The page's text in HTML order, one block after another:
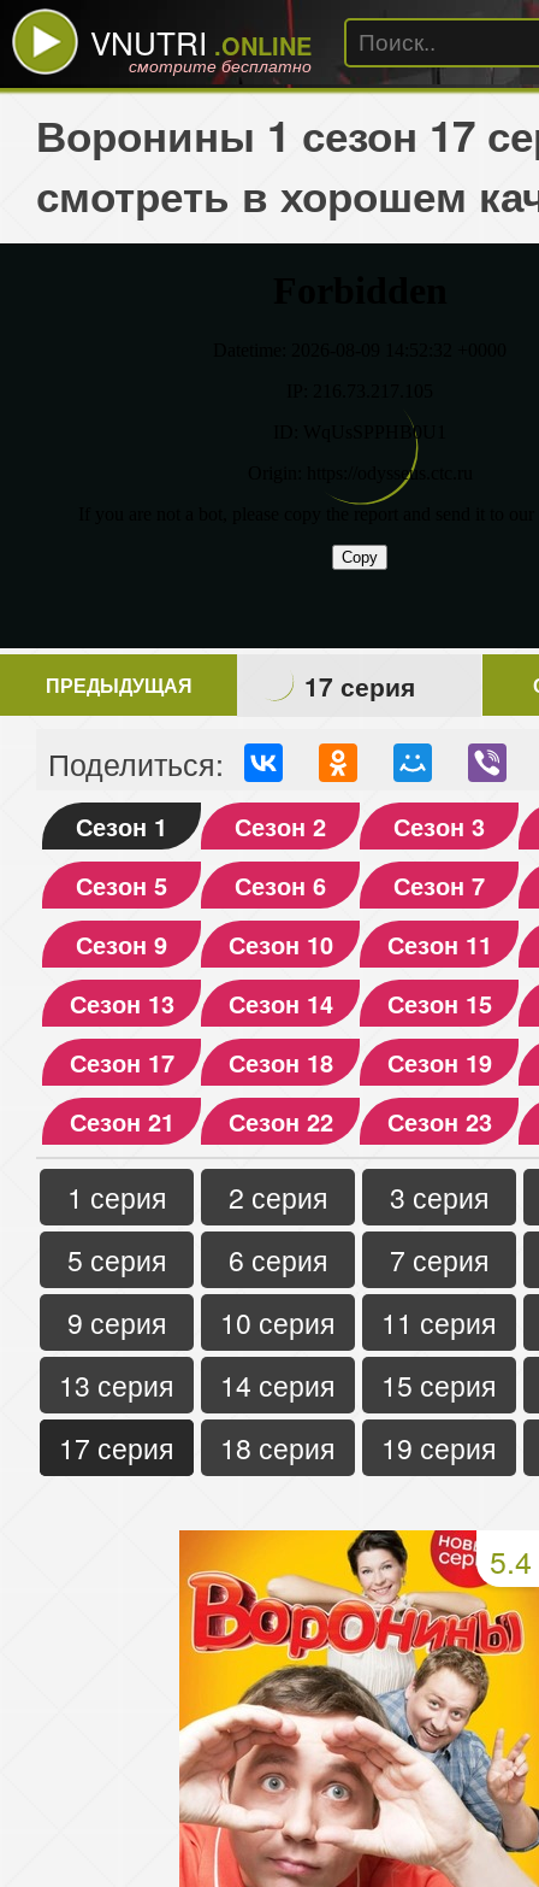
VNUTRI .ONLINE
смотрите бесплатно
Воронины 1 сезон 17
смотреть в хорошем
ПРЕДЫДУЩАЯ 17 серия
Поделиться:
Сезон 1 Сезон 2
Сезон 3
Сезон 5
Сезон 6
Сезон 7
Сезон 9
Сезон 10
Сезон 11
Сезон 13
Сезон 14
Сезон 15
Сезон 17
Сезон 18
Сезон 19
Сезон 21
Сезон 22 Сезон 23
1 серия 2 серия
3 серия
5 серия
6 серия
7 серия
9 серия
10 серия
11 серия
13 серия
14 серия
15 серия
17 серия
18 серия 19 серия
5.4